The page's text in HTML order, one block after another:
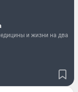
и жизни на два